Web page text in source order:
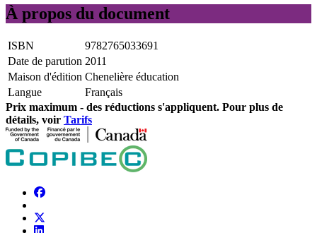
À propos du document
ISBN
9782765033691
Date de parution 2011
Maison d'édition Chenelière éducation
Langue
Français
Prix ​​maximum - des réductions s'appliquent. Pour plus de
détails, voir Tarifs